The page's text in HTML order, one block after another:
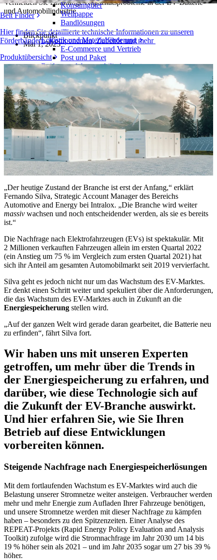
Belt Finder
Hier finden Sie detaillierte technische Informationen zu unseren
Förderbändern, Komponenten, Zubehör und mehr
Produktübersicht
Konsumgüter
Wellpappe
Bandlösungen
Logistik und Materialförderung
E-Commerce und Vertrieb
Post und Paket
Reifen- und Automobilindustrie
Reifen
Automobilindustrie
EV-Batterien
Industrieproduktion
Branchenübersicht
Vermeiden Sie zukünftige Kapazitätsprobleme in der EV-Batterie-
und Automobilindustrie
Blickpunkt
Mai 1, 2023
„Der heutige Zustand der Branche ist erst der Anfang,“ erklärt
Fernando Silva, Strategic Account Manager des Bereichs
Automotive and Energy bei Intralox. „Die Branche wird weiter
massiv wachsen und noch entscheidender werden, als sie es bereits
ist.“
Die Nachfrage nach Elektrofahrzeugen (EVs) ist spektakulär. Mit
2 Millionen verkauften Fahrzeugen allein im ersten Quartal 2022
(ein Anstieg um 75 % im Vergleich zum ersten Quartal 2021) hat
sich ihr Anteil am gesamten Automobilmarkt seit 2019 vervierfacht.
Silva geht es jedoch nicht nur um das Wachstum des EV-Marktes.
Er denkt einen Schritt weiter und spekuliert über die Anforderungen,
die das Wachstum des EV-Marktes auch in Zukunft an die
Energiespeicherung stellen wird.
„Auf der ganzen Welt wird gerade daran gearbeitet, die Batterie neu
zu erfinden“, fährt Silva fort.
Wir haben uns mit unseren Experten
getroffen, um mehr über die Trends in
der Energiespeicherung zu erfahren, und
darüber, wie diese Technologie sich auf
die Zukunft der EV-Branche auswirkt.
Und hier erfahren Sie, wie Sie Ihren
Betrieb auf diese Entwicklungen
vorbereiten können.
Steigende Nachfrage nach Energiespeicherlösungen
Mit dem fortlaufenden Wachstum es EV-Marktes wird auch die
Belastung unserer Stromnetze weiter ansteigen. Verbraucher werden
mehr und mehr Energie zum Aufladen Ihrer Fahrzeuge benötigen,
und unsere Stromnetze werden mit dieser Nachfrage zu kämpfen
haben – besonders zu den Spitzenzeiten. Einer Analyse des
REPEAT-Projekts (Rapid Energy Policy Evaluation and Analysis
Toolkit) zufolge wird die Stromnachfrage im Jahr 2030 um 14 bis
19 % höher sein als 2021 – und im Jahr 2035 sogar um 27 bis 39 %
höher.